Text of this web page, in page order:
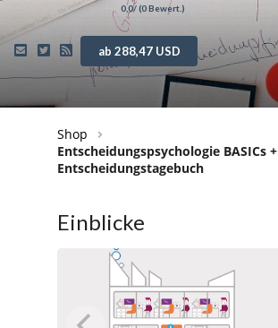
0,0/ (0Bewert.)
ab 288,47 USD
Shop
Entscheidungspsychologie BASICs +
Entscheidungstagebuch
Einblicke